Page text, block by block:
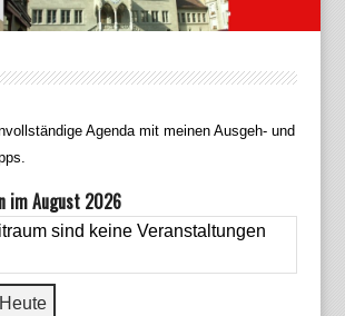
Agenda mit meinen Ausgeh- und
im August 2026
sind keine Veranstaltungen
Heute